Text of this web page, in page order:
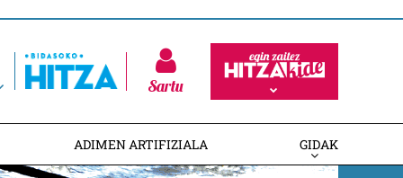
Sartu
ADIMEN ARTIFIZIALA GIDAK